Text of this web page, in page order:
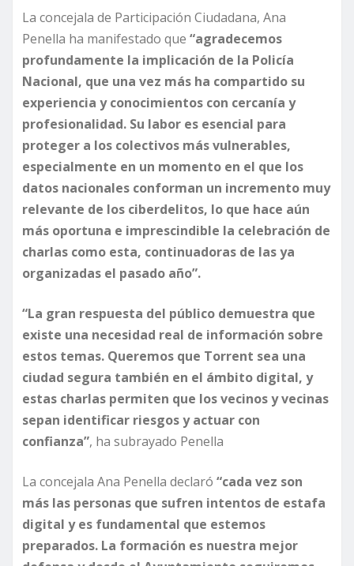
La concejala de Participación Ciudadana, Ana
Penella ha manifestado que “agradecemos
profundamente la implicación de la Policía
Nacional, que una vez más ha compartido su
experiencia y conocimientos con cercanía y
profesionalidad. Su labor es esencial para
proteger a los colectivos más vulnerables,
especialmente en un momento en el que los
datos nacionales conforman un incremento muy
relevante de los ciberdelitos, lo que hace aún
más oportuna e imprescindible la celebración de
charlas como esta, continuadoras de las ya
organizadas el pasado año”.
“La gran respuesta del público demuestra que
existe una necesidad real de información sobre
estos temas. Queremos que Torrent sea una
ciudad segura también en el ámbito digital, y
estas charlas permiten que los vecinos y vecinas
sepan identificar riesgos y actuar con
confianza”, ha subrayado Penella
La concejala Ana Penella declaró “cada vez son
más las personas que sufren intentos de estafa
digital y es fundamental que estemos
preparados. La formación es nuestra mejor